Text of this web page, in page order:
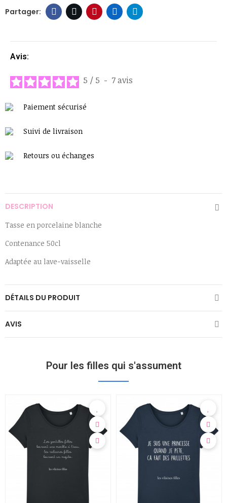
Avis:
5 / 5 - 7avis
Paiement sécurisé
Suivi de livraison
Retours ou échanges
DESCRIPTION
Tasse en porcelaine blanche
Contenance 50cl
Adaptée au lave-vaisselle
DÉTAILS DU PRODUIT
AVIS
Pour les filles qui s'assument